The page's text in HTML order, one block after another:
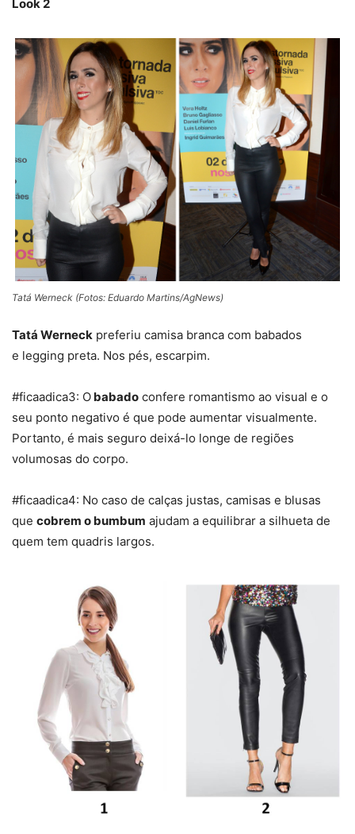
Look 2
Tatá Werneck (Fotos: Eduardo Martins/AgNews)
Tatá Werneck preferiu camisa branca com babados
e legging preta. Nos pés, escarpim.
#ficaadica3: O babado confere romantismo ao visual e o
seu ponto negativo é que pode aumentar visualmente.
Portanto, é mais seguro deixá-lo longe de regiões
volumosas do corpo.
#ficaadica4: No caso de calças justas, camisas e blusas
que cobrem o bumbum ajudam a equilibrar a silhueta de
quem tem quadris largos.